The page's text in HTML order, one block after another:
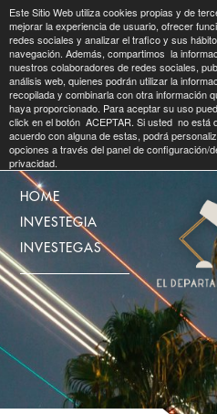
HOME
INVESTEGIA
INVESTEGAS
Este Sitio Web utiliza cookies propias y de
mejorar la experiencia de usuario, ofrecer
redes sociales y analizar el trafico y sus
navegación. Además, compartimos la
nuestros colaboradores de redes sociales,
análisis web, quienes podrán utilizar la
recopilada y combinarla con otra información
haya proporcionado. Para aceptar su uso
click en el botón ACEPTAR. Si usted no está
acuerdo con alguna de estas, podrá
opciones a través del panel de configuración/
privacidad.